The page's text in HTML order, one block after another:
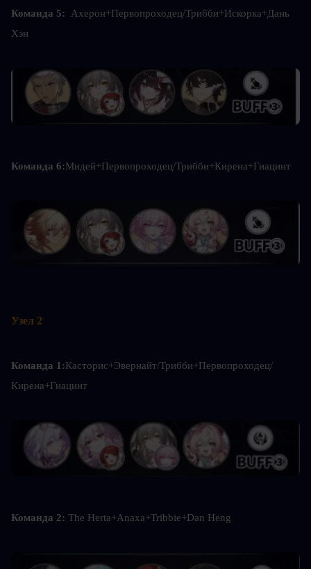
Команда 5:
Ахерон+Первопроходец/Трибби+Искорка+Дань
Хэн
Команда 6:Мидей+Первопроходец/Трибби+Кирена+Гиацинт
Узел 2
Команда 1:Касторис+Эвернайт/Трибби+Первопроходец/
Кирена+Гиацинт
Команда 2: The Herta+Anaxa+Tribbie+Dan Heng